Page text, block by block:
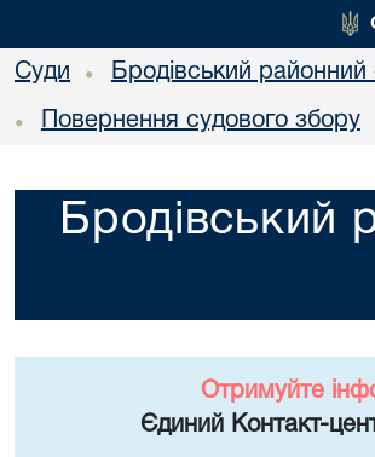
Суди • Бродівський районний
• Повернення судового збору
Бродівський
Отримуйте
Єдиний Контакт-